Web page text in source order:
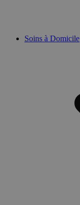
Soins à Domicile